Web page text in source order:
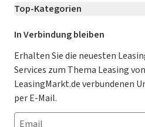
Karriere Jetzt bewerben!
Für Händler
Kooperation mit AutoScout24
AGB
Datenschutz
Impressum
Kontakt
Ratgeber
Magazin
Datenschutz-Einstellungen
So funktioniert’s
Häufig gestellte Fragen
Top-Kategorien
Leasing Deals
Gebrauchtwagen Leasing
Leasing ohne Anzahlung
E-Auto Leasing
Privatleasing
In Verbindung bleiben
Erhalten Sie die neuesten
Services zum Thema Leasing
LeasingMarkt.de verbundenen
per E-Mail.